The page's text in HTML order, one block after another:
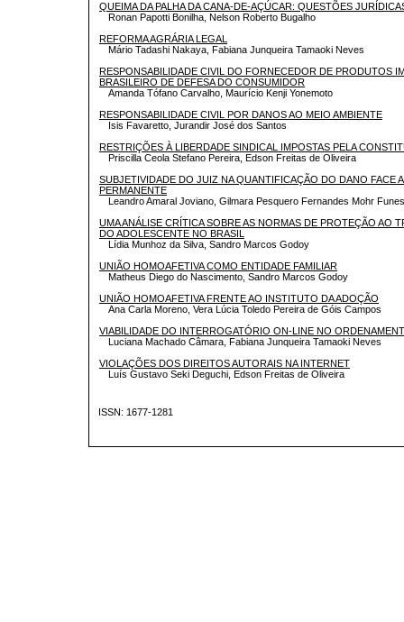
QUEIMA DA PALHA DA CANA-DE-AÇÚCAR: QUESTÕES
Ronan Papotti Bonilha, Nelson Roberto Bugalho
REFORMA AGRÁRIA LEGAL
Mário Tadashi Nakaya, Fabiana Junqueira Tamaoki Neves
RESPONSABILIDADE CIVIL DO FORNECEDOR DE PRODUTOS
BRASILEIRO DE DEFESA DO CONSUMIDOR
Amanda Tófano Carvalho, Maurício Kenji Yonemoto
RESPONSABILIDADE CIVIL POR DANOS AO MEIO AMBIENTE
Isis Favaretto, Jurandir José dos Santos
RESTRIÇÕES À LIBERDADE SINDICAL IMPOSTAS PELA
Priscilla Ceola Stefano Pereira, Edson Freitas de Oliveira
SUBJETIVIDADE DO JUIZ NA QUANTIFICAÇÃO DO DANO FACE
PERMANENTE
Leandro Amaral Joviano, Gilmara Pesquero Fernandes Mohr Funes
UMA ANÁLISE CRÍTICA SOBRE AS NORMAS DE PROTEÇÃO AO
DO ADOLESCENTE NO BRASIL
Lídia Munhoz da Silva, Sandro Marcos Godoy
UNIÃO HOMOAFETIVA COMO ENTIDADE FAMILIAR
Matheus Diego do Nascimento, Sandro Marcos Godoy
UNIÃO HOMOAFETIVA FRENTE AO INSTITUTO DA ADOÇÃO
Ana Carla Moreno, Vera Lúcia Toledo Pereira de Góis Campos
VIABILIDADE DO INTERROGATÓRIO ON-LINE NO
Luciana Machado Câmara, Fabiana Junqueira Tamaoki Neves
VIOLAÇÕES DOS DIREITOS AUTORAIS NA INTERNET
Luís Gustavo Seki Deguchi, Edson Freitas de Oliveira
ISSN: 1677-1281